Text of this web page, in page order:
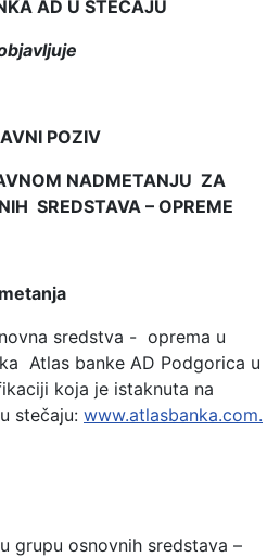
AD U STEČAJU
POZIV
NADMETANJU ZA
SREDSTAVA – OPREME
sredstva - oprema u
Atlas banke AD Podgorica u
koja je istaknuta na
stečaju: www.atlasbanka.com.
grupu osnovnih sredstava –